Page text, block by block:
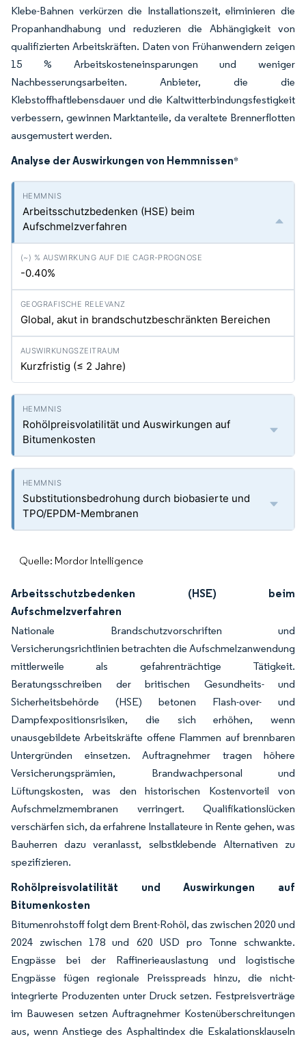
Klebe-Bahnen verkürzen die Installationszeit, eliminieren die
Propanhandhabung und reduzieren die Abhängigkeit von
qualifizierten Arbeitskräften. Daten von Frühanwendern zeigen
15 % Arbeitskosteneinsparungen und weniger
Nachbesserungsarbeiten. Anbieter, die die
Klebstoffhaftlebensdauer und die Kaltwitterbindungsfestigkeit
verbessern, gewinnen Marktanteile, da veraltete Brennerflotten
ausgemustert werden.
Analyse der Auswirkungen von Hemmnissen*
Arbeitsschutzbedenken (HSE) beim
Aufschmelzverfahren
-0.40%
Global, akut in brandschutzbeschränkten Bereichen
Kurzfristig (≤ 2 Jahre)
Rohölpreisvolatilität und Auswirkungen auf
Bitumenkosten
Substitutionsbedrohung durch biobasierte und
TPO/EPDM-Membranen
Quelle: Mordor Intelligence
Arbeitsschutzbedenken (HSE) beim
Aufschmelzverfahren
Nationale Brandschutzvorschriften und
Versicherungsrichtlinien betrachten die Aufschmelzanwendung
mittlerweile als gefahrenträchtige Tätigkeit.
Beratungsschreiben der britischen Gesundheits- und
Sicherheitsbehörde (HSE) betonen Flash-over- und
Dampfexpositionsrisiken, die sich erhöhen, wenn
unausgebildete Arbeitskräfte offene Flammen auf brennbaren
Untergründen einsetzen. Auftragnehmer tragen höhere
Versicherungsprämien, Brandwachpersonal und
Lüftungskosten, was den historischen Kostenvorteil von
Aufschmelzmembranen verringert. Qualifikationslücken
verschärfen sich, da erfahrene Installateure in Rente gehen, was
Bauherren dazu veranlasst, selbstklebende Alternativen zu
spezifizieren.
Rohölpreisvolatilität und Auswirkungen auf
Bitumenkosten
Bitumenrohstoff folgt dem Brent-Rohöl, das zwischen 2020 und
2024 zwischen 178 und 620 USD pro Tonne schwankte.
Engpässe bei der Raffinerieauslastung und logistische
Engpässe fügen regionale Preisspreads hinzu, die nicht-
integrierte Produzenten unter Druck setzen. Festpreisverträge
im Bauwesen setzen Auftragnehmer Kostenüberschreitungen
aus, wenn Anstiege des Asphaltindex die Eskalationsklauseln